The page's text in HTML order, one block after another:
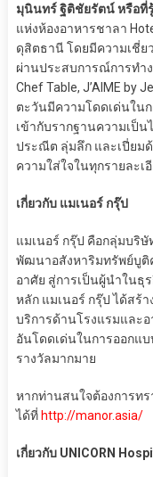
มุนินทร์ ฐิติชัยรัตน์ หรือที่
แห่งห้องอาหารชาลา
ดุสิตธานี โดยมีความเชี่ย
ผ่านประสบการณ์การทำ
Chef Table, J’AIME by
ตะวันมีความโดดเด่นใน
เข้ากับรากฐานความเป็
ประณีต ลุ่มลึก และเปี่ยม
ความใส่ใจในทุกรายละเ
เกี่ยวกับ แมเนอร์ กรุ๊ป
แมเนอร์ กรุ๊ป คือกลุ่มบริ
พัฒนาอสังหาริมทรัพย์บูติ
อาศัย สู่การเป็นผู้นำในธุ
หลัก แมเนอร์ กรุ๊ป ได้สร้
บริการด้านโรงแรมและอ
อันโดดเด่นในการออกแ
รางวัลมากมาย
หากท่านสนใจต้องการท
ได้ที่http://manor.asia/
เกี่ยวกับ UNICORN